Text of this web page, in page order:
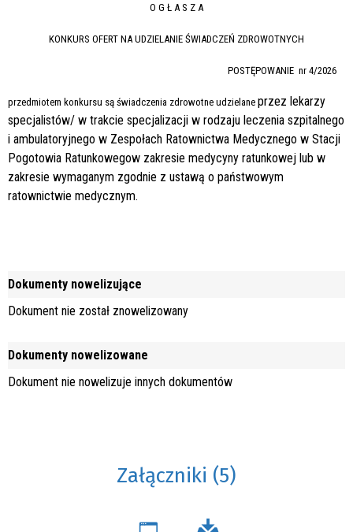
O G Ł A S Z A
KONKURS OFERT NA UDZIELANIE ŚWIADCZEŃ ZDROWOTNYCH
POSTĘPOWANIE nr 4/2026
przedmiotem konkursu są świadczenia zdrowotne udzielane przez lekarzy
specjalistów/ w trakcie specjalizacji w rodzaju leczenia szpitalnego
i ambulatoryjnego w Zespołach Ratownictwa Medycznego w Stacji
Pogotowia Ratunkowegow zakresie medycyny ratunkowej lub w
zakresie wymaganym zgodnie z ustawą o państwowym
ratownictwie medycznym.
Dokumenty nowelizujące
Dokument nie został znowelizowany
Dokumenty nowelizowane
Dokument nie nowelizuje innych dokumentów
Załączniki (5)